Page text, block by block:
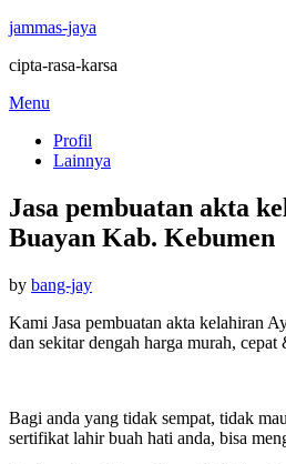
jammas-jaya
cipta-rasa-karsa
Skip
content
Menu
Profil
Lainnya
Jasa pembuatan akta
Buayan Kab. Kebumen
by bang-jayPosted
Kami Jasa pembuatan akta kelahiran
dan sekitar dengah harga murah, cepat
Bagi anda yang tidak sempat, tidak
sertifikat lahir buah hati anda, bisa